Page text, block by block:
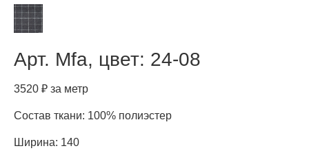
Арт. Mfa, цвет: 24-08
3520 ₽ за метр
Состав ткани: 100% полиэстер
Ширина: 140